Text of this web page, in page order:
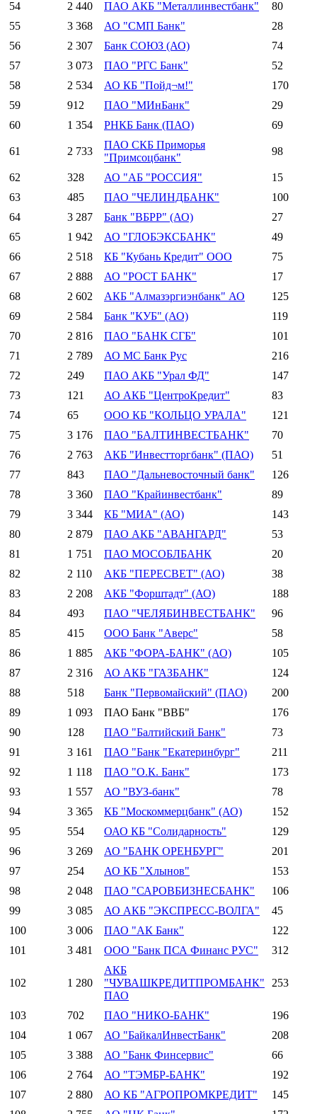
54
2 440 ПАО АКБ "Металлинвестбанк"
80
55
3 368 АО "СМП Банк"
28
56
2 307 Банк СОЮЗ (АО)
74
57
3 073 ПАО "РГС Банк"
52
58
2 534 АО КБ "Пойд¬м!"
170
59
912 ПАО "МИнБанк"
29
60
1 354 РНКБ Банк (ПАО) 69
61 2 733
ПАО СКБ Приморья
"Примсоцбанк"
98
62 328 АО "АБ "РОССИЯ"
15
63
485 ПАО "ЧЕЛИНДБАНК"
100
64
3 287 Банк "ВБРР" (АО)
27
65
1 942 АО "ГЛОБЭКСБАНК"
49
66
2 518 КБ "Кубань Кредит" ООО
75
67
2 888 АО "РОСТ БАНК"
17
68
2 602 АКБ "Алмазэргиэнбанк" АО
125
69
2 584 Банк "КУБ" (АО)
119
70
2 816 ПАО "БАНК СГБ"
101
71
2 789 АО МС Банк Рус
216
72
249 ПАО АКБ "Урал ФД"
147
73
121 АО АКБ "ЦентроКредит"
83
74
65 ООО КБ "КОЛЬЦО УРАЛА"
121
75
3 176 ПАО "БАЛТИНВЕСТБАНК"
70
76
2 763 АКБ "Инвестторгбанк" (ПАО)
51
77
843 ПАО "Дальневосточный банк"
126
78
3 360 ПАО "Крайинвестбанк"
89
79
3 344 КБ "МИА" (АО)
143
80
2 879 ПАО АКБ "АВАНГАРД"
53
81
1 751 ПАО МОСОБЛБАНК
20
82
2 110 АКБ "ПЕРЕСВЕТ" (АО)
38
83
2 208 АКБ "Форштадт" (АО)
188
84
493 ПАО "ЧЕЛЯБИНВЕСТБАНК"
96
85
415 ООО Банк "Аверс"
58
86
1 885 АКБ "ФОРА-БАНК" (АО)
105
87
2 316 АО АКБ "ГАЗБАНК"
124
88
518 Банк "Первомайский" (ПАО)
200
89
1 093 ПАО Банк "ВВБ"
176
90
128 ПАО "Балтийский Банк"
73
91
3 161 ПАО "Банк "Екатеринбург"
211
92
1 118 ПАО "О.К. Банк"
173
93
1 557 АО "ВУЗ-банк"
78
94
3 365 КБ "Москоммерцбанк" (АО)
152
95
554 ОАО КБ "Солидарность"
129
96
3 269 АО "БАНК ОРЕНБУРГ"
201
97
254 АО КБ "Хлынов"
153
98
2 048 ПАО "САРОВБИЗНЕСБАНК"
106
99
3 085 АО АКБ "ЭКСПРЕСС-ВОЛГА"
45
100
3 006 ПАО "АК Банк"
122
101
3 481 ООО "Банк ПСА Финанс РУС" 312
102 1 280
АКБ
"ЧУВАШКРЕДИТПРОМБАНК"
ПАО
253
103 702 ПАО "НИКО-БАНК"
196
104
1 067 АО "БайкалИнвестБанк"
208
105
3 388 АО "Банк Финсервис"
66
106
2 764 АО "ТЭМБР-БАНК"
192
107
2 880 АО КБ "АГРОПРОМКРЕДИТ"
145